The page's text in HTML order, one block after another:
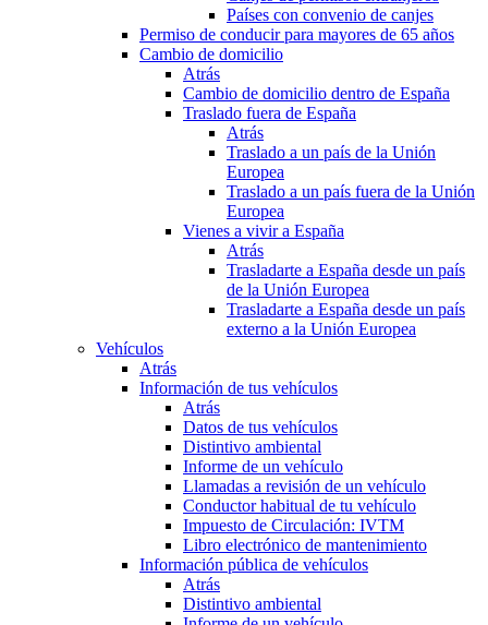
Países con convenio de canjes
Permiso de conducir para mayores de 65 años
Cambio de domicilio
Atrás
Cambio de domicilio dentro de España
Traslado fuera de España
Atrás
Traslado a un país de la Unión
Europea
Traslado a un país fuera de la Unión
Europea
Vienes a vivir a España
Atrás
Trasladarte a España desde un país
de la Unión Europea
Trasladarte a España desde un país
externo a la Unión Europea
Vehículos
Atrás
Información de tus vehículos
Atrás
Datos de tus vehículos
Distintivo ambiental
Informe de un vehículo
Llamadas a revisión de un vehículo
Conductor habitual de tu vehículo
Impuesto de Circulación: IVTM
Libro electrónico de mantenimiento
Información pública de vehículos
Atrás
Distintivo ambiental